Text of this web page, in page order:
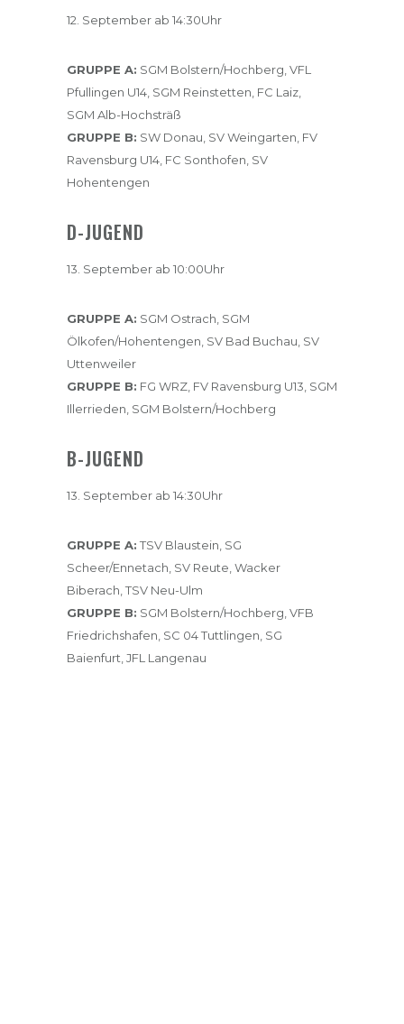
12. September ab 14:30Uhr
GRUPPE A: SGM Bolstern/Hochberg, VFL
Pfullingen U14, SGM Reinstetten, FC Laiz,
SGM Alb-Hochsträß
GRUPPE B: SW Donau, SV Weingarten, FV
Ravensburg U14, FC Sonthofen, SV
Hohentengen
D-JUGEND
13. September ab 10:00Uhr
GRUPPE A: SGM Ostrach, SGM
Ölkofen/Hohentengen, SV Bad Buchau, SV
Uttenweiler
GRUPPE B: FG WRZ, FV Ravensburg U13, SGM
Illerrieden, SGM Bolstern/Hochberg
B-JUGEND
13. September ab 14:30Uhr
GRUPPE A: TSV Blaustein, SG
Scheer/Ennetach, SV Reute, Wacker
Biberach, TSV Neu-Ulm
GRUPPE B: SGM Bolstern/Hochberg, VFB
Friedrichshafen, SC 04 Tuttlingen, SG
Baienfurt, JFL Langenau